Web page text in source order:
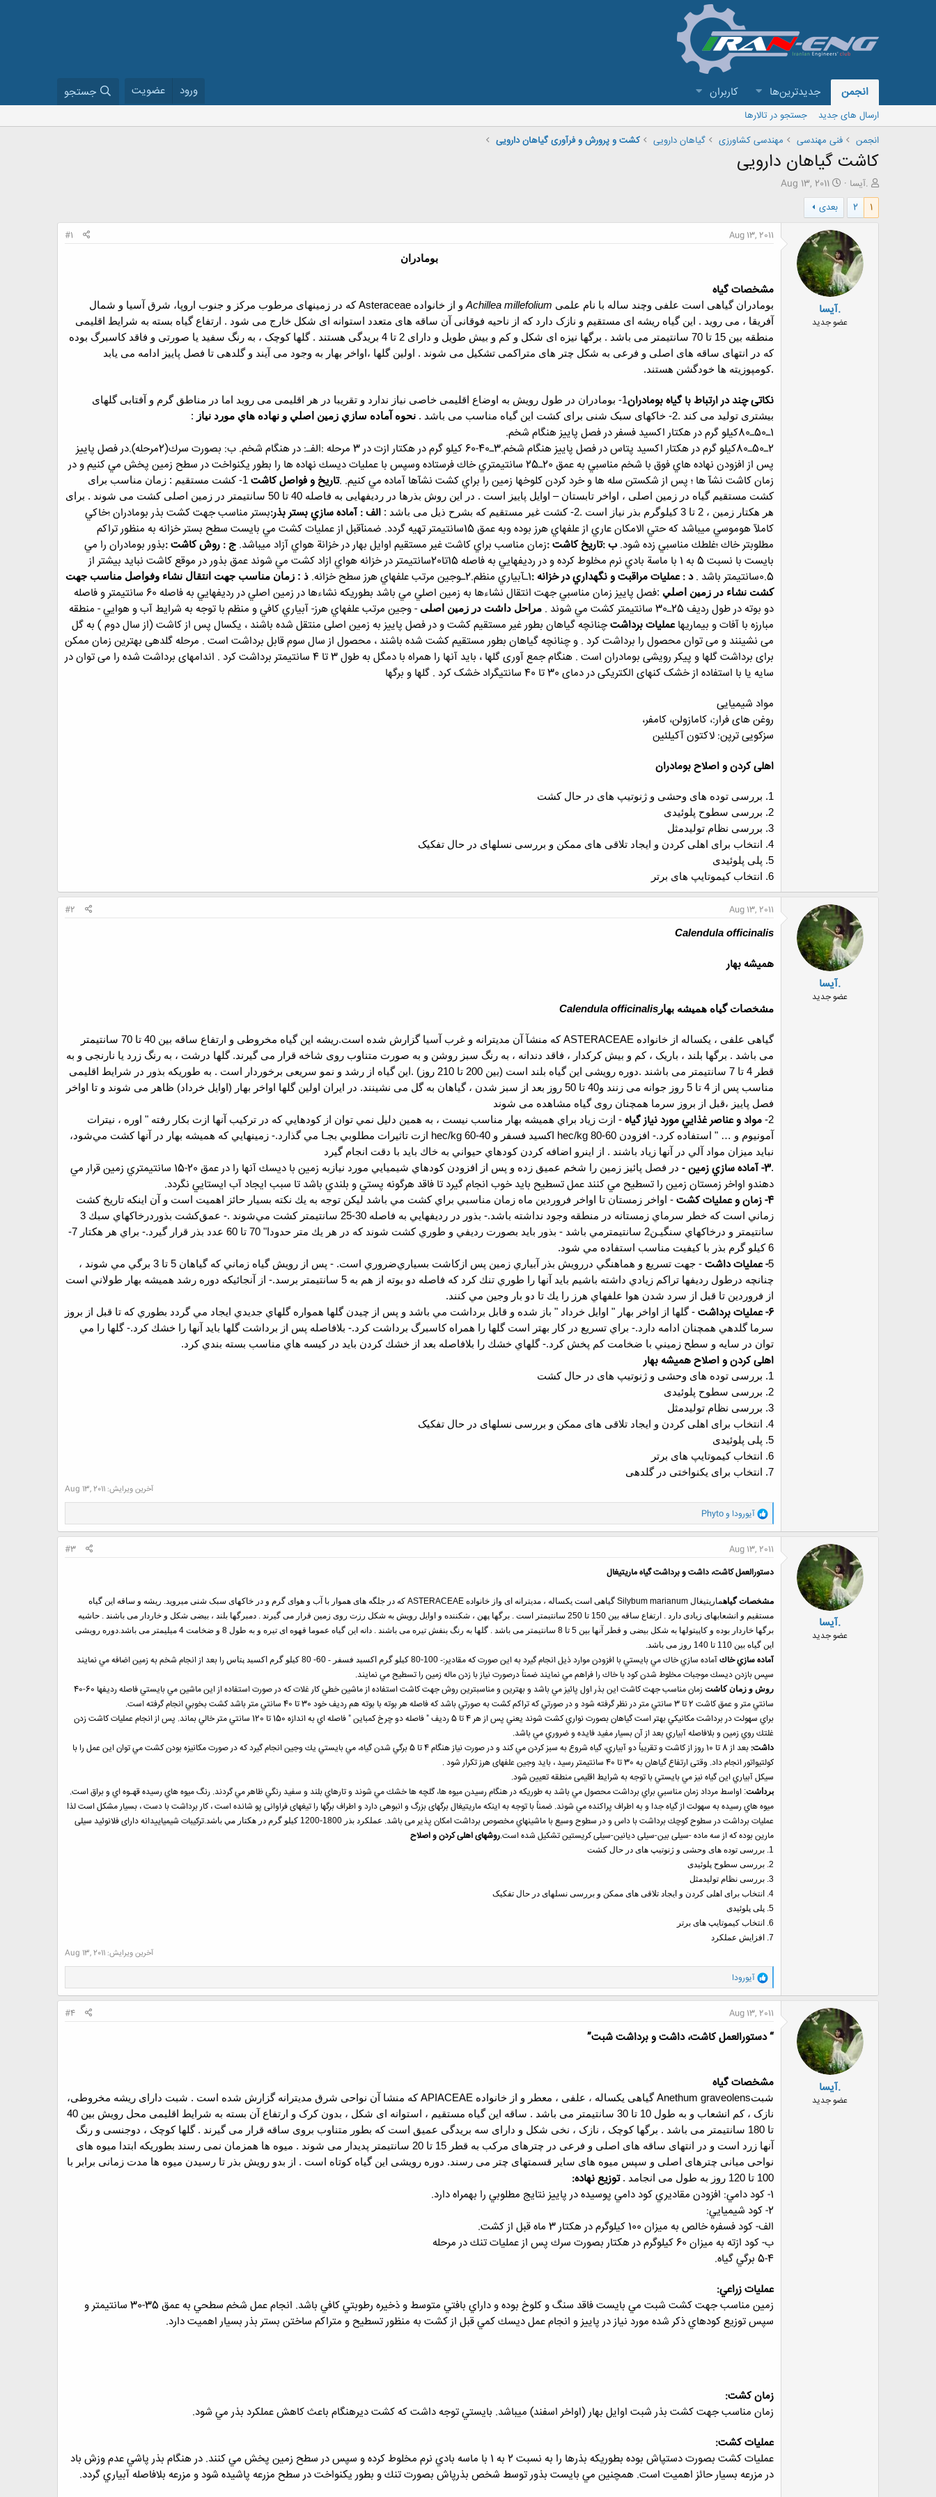
انجمن جدیدترین‌ها کاربران ورود عضویت جستجو
ارسال های جدید
جستجو در تالارها
انجمن
فنی مهندسی مهندسی کشاورزی گیاهان دارویی کشت و پرورش و فرآوری گیاهان دارویی
کاشت گیاهان دارویی
ش
ر
ع
.آیسا
ت
ا
ر
ی
خ
ش
ر
و
ع
Aug 13, 2011
1
2 بعدی
.آیسا
عضو جدید
Aug 13, 2011
#1
بومادران
مشخصات گیاه
بومادران گیاهی است علفی وچند ساله با نام علمی Achillea millefolium و از خانواده Asteraceaeکه در زمینهای مرطوب مرکز و جنوب اروپا، شرق آسیا و شمال
آفریقا ، می روید . این گیاه ریشه ای مستقیم و نازک دارد که از ناحیه فوقانی آن ساقه های متعدد استوانه ای شکل خارج می شود . ارتفاع گیاه بسته به شرایط اقلیمی
منطقه بین 15 تا 70 سانتیمتر می باشد . برگها نیزه ای شکل و کم و بیش طویل و دارای 2 تا 4 بریدگی هستند . گلها کوچک ، به رنگ سفید یا صورتی و فاقد کاسبرگ بوده
که در انتهای ساقه های اصلی و فرعی به شکل چتر های متراکمی تشکیل می شوند . اولین گلها ،اواخر بهار به وجود می آیند و گلدهی تا فصل پاییز ادامه می یابد
.کومپوزیته ها خودگشن هستند.
نکاتی چند در ارتباط با گیاه بومادران1-
بومادران در طول رویش به اوضاع اقلیمی خاصی نیاز ندارد و تقریبا در هر اقلیمی می روید اما در مناطق گرم و آفتابی گلهای
بیشتری تولید می کند .2- خاکهای سبک شنی برای کشت این گیاه مناسب می باشد . نحوه آماده سازي زمين اصلي و نهاده هاي مورد نياز :
1ـ50ـ80كيلو گرم در هكتار اكسيد فسفر در فصل پاييز هنگام شخم.
2ـ50ـ80كيلو گرم در هكتار اكسيد پتاس در فصل پاييز هنگام شخم.
3ـ40-60 كيلو گرم در هكتار ازت در 3 مرحله :الفـ: در هنگام شخم. ب: بصورت سرك(2مرحله).
در فصل پاييز
پس از افزودن نهاده هاي فوق با شخم مناسبي به عمق 20ـ25 سانتيمتري خاك فرستاده وسپس با عمليات ديسك نهاده ها را بطور يكنواخت در سطح زمين پخش مي كنيم و در
زمان كاشت نشآ ها ؛ پس از شكستن سله ها و خرد كردن كلوخها زمين را براي كشت نشآها آماده مي كنيم. .تاریخ و فواصل کاشت 1- کشت مستقیم : زمان مناسب برای
کشت مستقیم گیاه در زمین اصلی ، اواخر تابستان – اوایل پاییز است . در این روش بذرها در ردیفهایی به فاصله 40 تا 50 سانتیمتر در زمین اصلی کشت می شوند . برای
هر هکتار زمین ، 2 تا 3 کیلوگرم بذر نیاز است .
2- کشت غیر مستقیم که بشرح ذیل می باشد : الف : آماده سازي بستر بذر:بستر مناسب جهت كشت بذر بومادران ؛خاكي
كاملآ هوموسي ميباشد كه حتي الامكان عاري از علفهاي هرز بوده وبه عمق 15سانتيمتر تهيه گردد. ضمنآقبل از عمليات كشت مي بايست سطح بستر خزانه به منظور تراكم
مطلوبتر خاك ؛غلطك مناسبي زده شود. ب :تاريخ كاشت :زمان مناسب براي كاشت غير مستقيم اوايل بهار در خزانة هواي آزاد ميباشد. ج : روش كاشت :بذور بومادران را مي
بايست با نسبت 5 به 1 با ماسة بادي نرم مخلوط كرده و در رديفهايي به فاصله 15تا20سانتيمتر در خزانه هواي ازاد كشت مي شوند عمق بذور در موقع كاشت نبايد بيشتر از
0.5سانتيمتر باشد .
د : عمليات مراقبت و نگهداري در خزانه :1ـآبياري منظم. 2ـوجين مرتب علفهاي هرز سطح خزانه.
ذ : زمان مناسب جهت انتقال نشاء وفواصل مناسب جهت
كشت نشاء در زمين اصلي :
فصل پاييز زمان مناسبي جهت انتقال نشاءها به زمين اصلي مي باشد بطوريكه نشاءها در زمين اصلي در رديفهايي به فاصله 60 سانتيمتر و فاصله
دو بوته در طول رديف 25ـ30 سانتيمتر كشت مي شوند .
مراحل داشت در زمین اصلی - وجين مرتب علفهاي هرز- آبياري كافي و منظم با توجه به شرايط آب و هوايي- منطقه
مبارزه با آفات و بيماريها عملیات برداشتچنانچه گیاهان بطور غیر مستقیم کشت و در فصل پاییز به زمین اصلی منتقل شده باشند ، یکسال پس از کاشت (از سال دوم ) به گل
می نشینند و می توان محصول را برداشت کرد . و چنانچه گیاهان بطور مستقیم کشت شده باشند ، محصول از سال سوم قابل برداشت است . مرحله گلدهی بهترین زمان ممکن
برای برداشت گلها و پیکر رویشی بومادران است . هنگام جمع آوری گلها ، باید آنها را همراه با دمگل به طول 3 تا 4 سانتیمتر برداشت کرد . اندامهای برداشت شده را می توان در
سایه یا با استفاده از خشک کنهای الکتریکی در دمای 30 تا 40 سانتیگراد خشک کرد . گلها و برگها
مواد شیمیایی
روغن های فرار:، کامازولن، کامفر،
سزکویی ترپن: لاکتون آکیلئین
اهلی کردن و اصلاح بومادران
1. بررسی توده های وحشی و ژنوتیپ های در حال کشت
2. بررسی سطوح پلوئیدی
3. بررسی نظام تولیدمثل
4. انتخاب برای اهلی کردن و ایجاد تلاقی های ممکن و بررسی نسلهای در حال تفکیک
5. پلی پلوئیدی
6. انتخاب کیموتایپ های برتر
.آیسا
عضو جدید
Aug 13, 2011
#2
Calendula officinalis
هميشه بهار
مشخصاتگياه همیشه بهار Calendula officinalis
گیاهی علفی ، یکساله از خانواده ASTERACEAE
که منشآ آن مدیترانه و غرب آسیا گزارش شده است.ریشه این گیاه مخروطی و ارتفاع ساقه بین 40 تا 70 سانتیمتر
می باشد . برگها بلند ، باریک ، کم و بیش کرکدار ، فاقد دندانه ، به رنگ سبز روشن و به صورت متناوب روی شاخه قرار می گیرند. گلها درشت ، به رنگ زرد یا نارنجی و به
قطر 4 تا 7 سانتیمتر می باشند .دوره رویشی این گیاه بلند است (بین 200 تا 210 روز) .این گیاه از رشد و نمو سریعی برخوردار است . به طوریکه بذور در شرایط اقلیمی
مناسب پس از 4 تا 5 روز جوانه می زنند و40 تا 50 روز بعد از سبز شدن ، گیاهان به گل می نشینند. در ایران اولین گلها اواخر بهار (اوایل خرداد) ظاهر می شوند و تا اواخر
فصل پاییز ،قبل از بروز سرما همچنان روی گیاه مشاهده می شوند
2- مواد و عناصر غذايي مورد نياز گياه - ازت زياد براي هميشه بهار مناسب نيست ، به همين دليل نمي توان از كودهايي كه در تركيب آنها ازت بكار رفته " اوره ، نيترات
آمونيوم و … " استفاده كرد.- افزودن hec/kg 80-60 اكسيد فسفر و hec/kg 60-40 ازت تاثيرات مطلوبي بجـا مي گذارد. - زمينهايي كه هميشه بهار در آنها كشت مي‌‌شود،
نبايد ميزان مواد آلي در آنها زياد باشند . از اينرو اضافه كردن كودهاي حيواني به خاك بايد با دقت انجام گيرد
.3- آماده سازي زمين - در فصل پائيز زمين را شخم عميق زده و پس از افزودن كودهاي شيميايي مورد نيازبه
زمين با ديسك آنها را در عمق 20-15 سانتيمتري زمين قرار مي
دهندو اواخر زمستان زمين را تسطيح مي كنند عمل تسطيح بايد خوب انجام گيرد تا فاقد هرگونه پستي و بلندي باشد تا سبب ايجاد آب ايستايي نگردد.
4- زمان و عمليات كشت
- اواخر زمستان تا اواخر فروردين ماه زمان مناسبي براي كشت مي باشد ليكن توجه به يك نكته بسيار حائز اهميت است و آن اينكه تاريخ كشت
زماني است كه خطر سرماي زمستانه در منطقه وجود نداشته باشد.- بذور در رديفهايي به فاصله 30-25 سانتيمتر كشت مي‌شوند . -
عمق‌كشت بذوردرخاكهاي سبك 3
سانتيمتر و در‌خاكهاي سنگيـن2 سانتيمتر‌‌مي باشد
- بذور بايد بصورت رديفي و طوري كشت شوند كه در هر يك متر حدودا" 70 تا 60 عدد بذر قرار گيرد. -
براي هر هكتار 7-
6 كيلو گرم بذر با كيفيت مناسب استفاده مي شود.
5- عمليات داشت - جهت تسريع و هماهنگي در‌رويش بذر آبياري زمين پس از‌كاشت بسياري‌ضروري است. -
پس از رويش گياه زماني كه گياهان 5 تا 3 برگي مي شوند ،
چنانچه درطول رديفها تراكم زيادي داشته باشيم بايد آنها را طوري تنك كرد كه فاصله دو بوته از هم به 5 سانتيمتر برسد.
- از آنجائيكه دوره رشد هميشه بهار طولاني است
از فروردين تا قبل از سرد شدن هوا علفهاي هرز را يك تا دو بار وجين مي كنند.
6- عمليات برداشت -گلها از اواخر بهار " اوايل خرداد " باز شده و قابل برداشت مي باشد و پس از چيدن گلها همواره گلهاي جديدي ايجاد مي گردد بطوري كه تا قبل از بروز
سرما گلدهي همچنان ادامه دارد.- براي تسريع در كار بهتر است گلها را همراه كاسبرگ برداشت كرد.- بلافاصله پس از برداشت گلها بايد آنها را خشك كرد.-گلها را مي
توان در سايه و سطح زميني با ضخامت كم پخش كرد.-گلهاي خشك را بلافاصله بعد از خشك كردن بايد در كيسه هاي مناسب بسته بندي كرد.
اهلی کردن و اصلاح همیشه بهار
1. بررسی توده های وحشی و ژنوتیپ های در حال کشت
2. بررسی سطوح پلوئیدی
3. بررسی نظام تولیدمثل
4. انتخاب برای اهلی کردن و ایجاد تلاقی های ممکن و بررسی نسلهای در حال تفکیک
5. پلی پلوئیدی
6. انتخاب کیموتایپ های برتر
7. انتخاب برای یکنواختی در گلدهی
آخرین ویرایش: Aug 13, 2011
و
ا
ک
ن
ش
ه
ا
آیورودا و Phyto
.آیسا
عضو جدید
Aug 13, 2011
#3
دستورالعمل كاشت، داشت و برداشت گياه ماريتيغال
مشخصاتگياهماریتیغال Silybum marianum گیاهی است یکساله ، مدیترانه ای واز خانواده ASTERACEAE که در جلگه های هموار با آب و هوای گرم و در خاکهای سبک شنی میروید. ریشه و ساقه این گیاه
مستقیم و انشعابهای زیادی دارد . ارتفاع ساقه بین 150 تا 250 سانتیمتر است . برگها پهن ، شکننده و اوایل رویش به شکل رزت روی زمین قرار می گیرند . دمبرگها بلند ، بیضی شکل و خاردار می باشند . حاشیه
برگها خاردار بوده و کاپیتولها به شکل بیضی و قطر آنها بین 5 تا 8 سانتیمتر می باشد . گلها به رنگ بنفش تیره می باشند . دانه این گیاه عموما قهوه ای تیره و به طول 8 و ضخامت 4 میلیمتر می باشد.دوره رویشی
این گیاه بین 110 تا 140 روز می باشد.
آماده سازي خاكآماده سازي خاك مي بايستي با افزودن موارد ذيل انجام گيرد به اين صورت كه مقادير:- 100-80 كيلو گرم اكسيد فسفر - 60- 80 كيلو گرم اكسيد پتاس
را بعد از انجام شخم به زمين اضافه مي نمايند
سپس بازدن ديسك موجبات مخلوط شدن كود با خاك را فراهم مي نمايند ضمناً درصورت نياز با زدن ماله زمين را تسطيح مي نمايند.
روش و زمان كاشت
زمان مناسب جهت كاشت اين بذر اول پائيز مي باشد و بهترين و مناسبترين روش جهت كاشت استفاده از ماشين خطي كار غلات كه در صورت استفاده از اين ماشين مي بايستي فاصله رديفها 60-40
سانتي متر و عمق كاشت 2 تا 3 سانتي متر در نظر گرفته شود و در صورتي كه تراكم كشت به صورتي باشد كه فاصله هر بوته با بوته هم رديف خود 30 تا 40 سانتي متر باشد كشت بخوبي انجام گرفته است.
براي سهولت در برداشت مكانيكي بهتر است گياهان بصورت نواري كشت شوند يعني پس از هر 4 تا 5 رديف " فاصله دو چرخ كمباين " فاصله اي به اندازه 150 تا 120 سانتي متر خالي بماند. پس از انجام عمليات كاشت زدن
غلتك روي زمين و بلافاصله آبياري بعد از آن بسيار مفيد فايده و ضروري مي باشد.
داشت:
بعد از 8 تا 10 روز از كاشت و تقريباً دو آبياري، گياه شروع به سبز كردن مي كند و در صورت نياز هنگام 4 تا 5 برگي شدن گياه، مي بايستي يك وجين انجام گيرد كه در صورت مكانيزه بودن كشت مي توان اين عمل را با
كولتيواتور انجام داد. وقتی ارتفاع گیاهان به 30 تا 40 سانتیمتر رسید ، باید وجین علفهای هرز تکرار شود .
سيكل آبياري اين گياه نيز مي بايستي با توجه به شرايط اقلیمی منطقه تعيين شود.
برداشت: اواسط مرداد زمان مناسبي براي برداشت محصول مي باشد به طوريكه در هنگام رسيدن ميوه ها، گلچه ها خشك مي شوند و تارهاي بلند و سفيد رنگي ظاهر مي گردند. رنگ ميوه هاي رسيده قهـوه اي و براق است.
ميوه هاي رسيده به سهولت از گياه جدا و به اطراف پراكنده مي شوند. ضمناً با توجه به اینکه ماریتیغال برگهای بزرگ و انبوهی دارد و اطراف برگها را تیغهای فراوانی پو شانده است ، کار برداشت با دست ، بسیار مشکل است لذا
عمليات برداشت در سطوح كوچك برداشت با داس و در سطوح وسيع با ماشينهاي مخصوص برداشت امکان پذیر می باشد. عملكرد بذر 1800-1200 كيلو گرم در هكتار مي باشد. ترکیبات شیمیاییدانه دارای فلانوئید سیلی
مارین بوده که از سه ماده-سیلی بین-سیلی دیانین-سیلی کریستینتشکیل شده است.روشهای اهلی کردن و اصلاح
1. بررسی توده های وحشی و ژنوتیپ های در حال کشت
2. بررسی سطوح پلوئیدی
3. بررسی نظام تولیدمثل
4. انتخاب برای اهلی کردن و ایجاد تلاقی های ممکن و بررسی نسلهای در حال تفکیک
5. پلی پلوئیدی
6. انتخاب کیموتایپ های برتر
7. افزایش عملکرد
آخرین ویرایش: Aug 13, 2011
و
ا
ک
ن
ش
ه
ا
آیورودا
.آیسا
عضو جدید
Aug 13, 2011
#4
“ دستورالعمل كاشت، داشت و برداشت شبت”
مشخصات گیاه
شبتAnethum graveolensگیاهی یکساله ، علفی ، معطر و از خانواده APIACEAE که منشا آن نواحی شرق مدیترانه گزارش شده است . شبت دارای ریشه مخروطی،
نازک ، کم انشعاب و به طول 10 تا 30 سانتیمتر می باشد . ساقه این گیاه مستقیم ، استوانه ای شکل ، بدون کرک و ارتفاع آن بسته به شرایط اقلیمی محل رویش بین 40
تا 180 سانتیمتر می باشد . برگها کوچک ، نازک ، نخی شکل و دارای سه بریدگی عمیق است که بطور متناوب بروی ساقه قرار می گیرند . گلها کوچک ، دوجنسی و رنگ
آنها زرد است و در انتهای ساقه های اصلی و فرعی در چترهای مرکب به قطر 15 تا 20 سانتیمتر پدیدار می شوند . میوه ها همزمان نمی رسند بطوریکه ابتدا میوه های
نواحی میانی چترهای اصلی و سپس میوه های سایر قسمتهای چتر می رسند. دوره رویشی این گیاه کوتاه است . از بدو رویش بذر تا رسیدن میوه ها مدت زمانی برابر با
100 تا 120 روز به طول می انجامد .
توزيع نهاده:
1- كود دامي: افزودن مقاديري كود دامي پوسيده در پاييز نتايج مطلوبي را بهمراه دارد.
2- كود شيميايي:
الف- كود فسفره خالص به ميزان 100 كيلوگرم در هكتار 3 ماه قبل از كشت.
ب- كود ازته به ميزان 60 كيلوگرم در هكتار بصورت سرك پس از عمليات تنك در مرحله
5-4 برگي گياه.
عمليات زراعي:
زمين مناسب جهت كشت شبت مي بايست فاقد سنگ و كلوخ بوده و داراي بافتي متوسط و ذخيره رطوبتي كافي باشد. انجام عمل شخم سطحي به عمق 35-30 سانتيمتر و
سپس توزيع كودهاي ذكر شده مورد نياز در پاييز و انجام عمل ديسك كمي قبل از كشت به منظور تسطيح و متراكم ساختن بستر بذر بسيار اهميت دارد.
زمان كشت:
زمان مناسب جهت كشت بذر شبت اوایل بهار (اواخر اسفند) ميباشد. بايستي توجه داشت كه كشت ديرهنگام باعث كاهش عملكرد بذر مي شود.
عمليات كشت:
عمليات كشت بصورت دستپاش بوده بطوريكه بذرها را به نسبت 2 به 1 با ماسه بادي نرم مخلوط كرده و سپس در سطح زمين پخش مي كنند. در هنگام بذر پاشي عدم وزش باد
در مزرعه بسيار حائز اهميت است. همچنين مي بايست بذور توسط شخص بذرپاش بصورت تنك و بطور يكنواخت در سطح مزرعه پاشيده شود و مزرعه بلافاصله آبياري گردد.